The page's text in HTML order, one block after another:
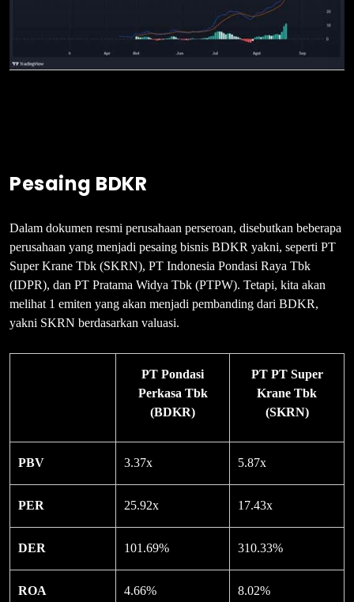
Pesaing BDKR
Dalam dokumen resmi perusahaan perseroan, disebutkan beberapa
perusahaan yang menjadi pesaing bisnis BDKR yakni, seperti PT
Super Krane Tbk (SKRN), PT Indonesia Pondasi Raya Tbk
(IDPR), dan PT Pratama Widya Tbk (PTPW). Tetapi, kita akan
melihat 1 emiten yang akan menjadi pembanding dari BDKR,
yakni SKRN berdasarkan valuasi.
PT Pondasi
Perkasa Tbk
(BDKR)
PT PT Super
Krane Tbk
(SKRN)
PBV 3.37x 5.87x
PER 25.92x 17.43x
DER 101.69% 310.33%
ROA 4.66% 8.02%